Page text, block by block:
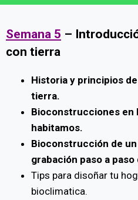
Semana 5 –
con tierra
Historia y principios
tierra.
Bioconstrucciones en
habitamos.
Bioconstrucción de
grabación paso a
Tips para disoñar tu
bioclimatica.